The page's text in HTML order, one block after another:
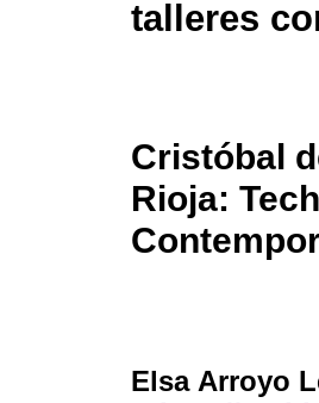
talleres
Cristóbal
Rioja:
Elsa Arroyo